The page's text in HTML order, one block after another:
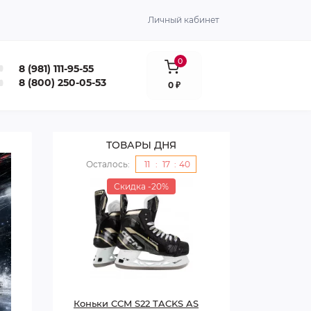
Личный кабинет
8 (981) 111-95-55
8 (800) 250-05-53
0
0 ₽
Выиграй
3 спецзаказные
топовые клюшки
Warrior!
ОДИН ПОБЕДИТЕЛЬ. ТРИ КЛЮШКИ.
ТОВАРЫ ДНЯ
Осталось: 11 : 17 : 39
Скидка -20%
Коньки CCM S22 TACKS AS